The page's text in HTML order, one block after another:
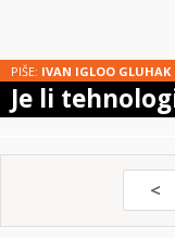
PIŠE: IVAN IGLOO GLUHAK
Je li
<